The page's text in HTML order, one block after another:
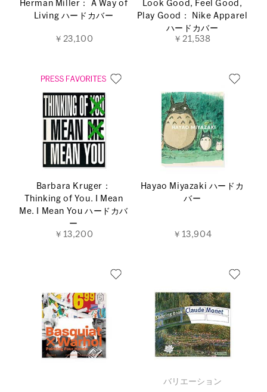
Herman Miller： A Way of
Living ハードカバー
￥23,100
Look Good, Feel Good,
Play Good： Nike Apparel
ハードカバー
￥21,538
Barbara Kruger：
Thinking of You. I Mean
Me. I Mean You ハードカバ
ー
￥13,200
Hayao Miyazaki ハードカ
バー
￥13,904
バリエーション